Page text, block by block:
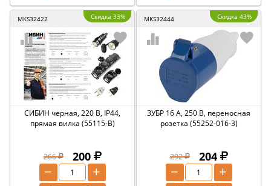
MKS32422 Скидка 33%
СИБИН черная, 220 В, IP44,
прямая вилка (55115-B)
266 200
+
−
MKS32444 Скидка 43%
ЗУБР 16 A, 250 В, переносная
розетка (55252-016-3)
292 204
+
−